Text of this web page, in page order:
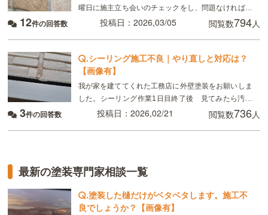
曜日に施主立ち会いのチェックをし、問題なければ完
了となる状態です。 タテイル美館という透明の塗料
12件の回答数 投稿日：2026,03/05 閲覧数794人
.シーリング施工不良｜やり直しと対応は？
【画像有】
我が家を建ててくれた工務店に外壁塗装をお願いしま
した。シーリング作業1日目終了後 見てみたら汚い
上に下から見たら古いシーリングが残っているところ
3件の回答数 投稿日：2026,02/21 閲覧数736人
最新の塗装専門家相談一覧
.塗装した樋だけがベタベタします。施工不
良でしょうか？【画像有】